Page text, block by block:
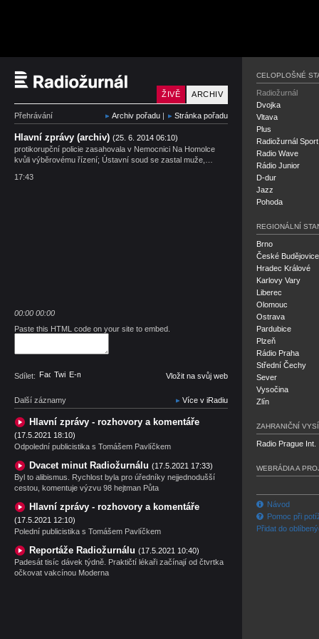
Český rozhlas
ARCHIV
ŽIVĚ
Přehrávání Archiv pořadu | Stránka pořadu
Hlavní zprávy (archiv) (25. 6. 2014 06:10)
protikorupční policie zasahovala v Nemocnici Na Homolce
kvůli výběrovému řízení; Ústavní soud se zastal muže,…
17:43
00:00 00:00
Paste this HTML code on your site to embed.
Sdílet: Facebook
TwitterE-mail Vložit na svůj web
Další záznamy Více v iRadiu
Hlavní zprávy - rozhovory a komentáře
(17.5.2021 18:10)
Odpolední publicistika s Tomášem Pavlíčkem
Dvacet minut Radiožurnálu (17.5.2021 17:33)
Byl to alibismus. Rychlost byla pro úředníky nejjednodušší
cestou, komentuje výzvu 98 hejtman Půta
Hlavní zprávy - rozhovory a komentáře
(17.5.2021 12:10)
Polední publicistika s Tomášem Pavlíčkem
Reportáže Radiožurnálu (17.5.2021 10:40)
Padesát tisíc dávek týdně. Praktičtí lékaři začínají od čtvrtka
očkovat vakcínou Moderna
CELOPLOŠNÉ
Radiožurnál
Dvojka
Vltava
Plus
Radiožurnál Sport
Radio Wave
Rádio Junior
D-dur
Jazz
Pohoda
REGIONÁLNÍ
Brno
České Budějovice
Hradec Králové
Karlovy Vary
Liberec
Olomouc
Ostrava
Pardubice
Plzeň
Rádio Praha
Střední Čechy
Sever
Vysočina
Zlín
ZAHRANIČNÍ
Radio Prague Int.
WEBRÁDIA A
Návod
Pomoc při
Přidat do